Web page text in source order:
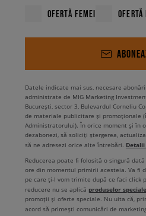
OFERTĂ FEMEI OFERTĂ
Datele indicate mai sus, necesare
administrate de MIG Marketing
București, sector 3, Bulevardul Corneliu
de materiale publicitare și promoționale
Administratorului). În orice moment și în
dezabonezi, să soliciți ștergerea,
să ne adresezi orice alte întrebări.
Reducerea poate fi folosită o singură
ore din momentul primirii acesteia. Va fi
pe care ți-l vom trimite după ce faci click
reducere nu se aplică produselor speciale
promoții și oferte speciale. Nu uita că,
acord să primești comunicări de